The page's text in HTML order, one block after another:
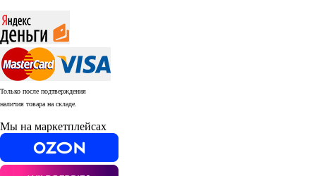
Только после подтверждения
наличия товара на складе.
Мы на маркетплейсах